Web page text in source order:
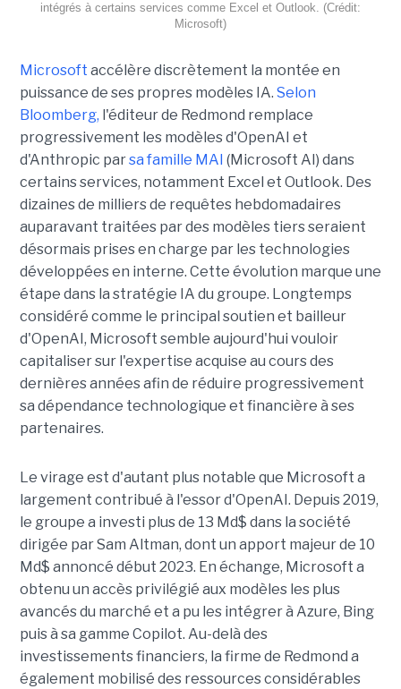
intégrés à certains services comme Excel et Outlook. (Crédit:
Microsoft)
Microsoft accélère discrètement la montée en
puissance de ses propres modèles IA. Selon
Bloomberg, l'éditeur de Redmond remplace
progressivement les modèles d'OpenAI et
d'Anthropic parsa famille MAI (Microsoft AI) dans
certains services, notamment Excel et Outlook. Des
dizaines de milliers de requêtes hebdomadaires
auparavant traitées par des modèles tiers seraient
désormais prises en charge par les technologies
développées en interne. Cette évolution marque une
étape dans la stratégie IA du groupe. Longtemps
considéré comme le principal soutien et bailleur
d'OpenAI, Microsoft semble aujourd'hui vouloir
capitaliser sur l'expertise acquise au cours des
dernières années afin de réduire progressivement
sa dépendance technologique et financière à ses
partenaires.
Le virage est d'autant plus notable que Microsoft a
largement contribué à l'essor d'OpenAI. Depuis 2019,
le groupe a investi plus de 13 Md$ dans la société
dirigée par Sam Altman, dont un apport majeur de 10
Md$ annoncé début 2023. En échange, Microsoft a
obtenu un accès privilégié aux modèles les plus
avancés du marché et a pu les intégrer à Azure, Bing
puis à sa gamme Copilot. Au-delà des
investissements financiers, la firme de Redmond a
également mobilisé des ressources considérables